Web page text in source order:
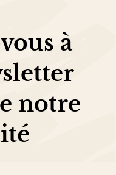
à
notre